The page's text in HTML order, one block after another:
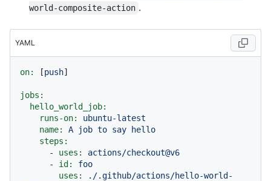
world-composite-action .
YAML
on: [push]
jobs:
hello_world_job:
runs-on:
ubuntu-latest
name:
A job to say
hello
steps:
-
uses:
actions/checkout@v6
-
id:
foo
uses:
./.github/actions/hello-world-